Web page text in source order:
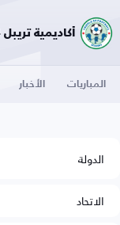
أكاديمية تريبل 44 ( نيجيريا )
المباريات الأخبار
الدولة
الاتحاد